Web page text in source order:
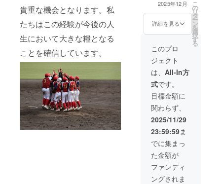
貴重な機会となります。私
たちはこの経験が今後の人
生において大きな糧となる
ことを確信しています。
す。 ・掲載方
法：文字のみ、
ロゴ／バナーの
掲載は不可 ・支
欄に希望される
お名前をご記入
ください。
2025年12月
詳細を見る
こ
の
リ
タ
ー
ン
を
選
択
す
る
このプロ
ジェクト
は、 All-In方
式です。
目標金額に
関わらず、
2025/11/29
23:59:59ま
でに集まっ
た金額が
ファンディ
ングされま